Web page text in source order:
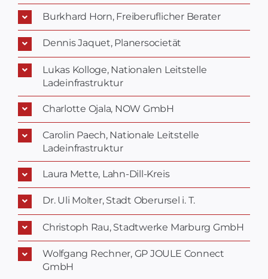
Burkhard Horn, Freiberuflicher Berater
Dennis Jaquet, Planersocietät
Lukas Kolloge, Nationalen Leitstelle
Ladeinfrastruktur
Charlotte Ojala, NOW GmbH
Carolin Paech, Nationale Leitstelle
Ladeinfrastruktur
Laura Mette, Lahn-Dill-Kreis
Dr. Uli Molter, Stadt Oberursel i. T.
Christoph Rau, Stadtwerke Marburg GmbH
Wolfgang Rechner, GP JOULE Connect
GmbH